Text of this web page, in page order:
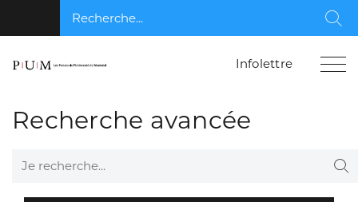
Recherche...
Infolettre
Recherche avancée
Je recherche...